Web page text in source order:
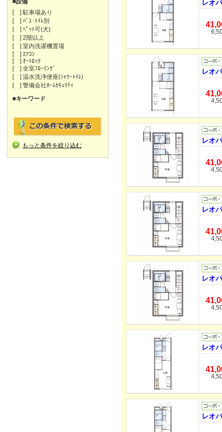
■設備
[ ] 駐車場あり
[ ] ﾊﾞｽ･ﾄｲﾚ別
[ ] ﾍﾟｯﾄ可(犬)
[ ] 2階以上
[ ] 室内洗濯機置場
[ ] ｴｱｺﾝ
[ ] ｵｰﾄﾛｯｸ
[ ] 全室ﾌﾛｰﾘﾝｸﾞ
[ ] 温水洗浄便座(ｼｬﾜｰﾄｲﾚ)
[ ] 警備会社ﾎｰﾑｾｷｭﾘﾃｨ
■キーワード
もっと条件を絞り込む
レオ
レオ
レオ
レオ
レオ
レオ
レオ